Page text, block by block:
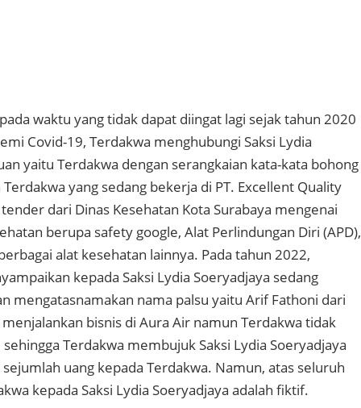
waktu yang tidak dapat diingat lagi sejak tahun 2020
Covid-19, Terdakwa menghubungi Saksi Lydia
yaitu Terdakwa dengan serangkaian kata-kata bohong
yang sedang bekerja di PT. Excellent Quality
dari Dinas Kesehatan Kota Surabaya mengenai
berupa safety google, Alat Perlindungan Diri (APD),
alat kesehatan lainnya. Pada tahun 2022,
kepada Saksi Lydia Soeryadjaya sedang
mengatasnamakan nama palsu yaitu Arif Fathoni dari
bisnis di Aura Air namun Terdakwa tidak
Terdakwa membujuk Saksi Lydia Soeryadjaya
uang kepada Terdakwa. Namun, atas seluruh
kepada Saksi Lydia Soeryadjaya adalah fiktif.